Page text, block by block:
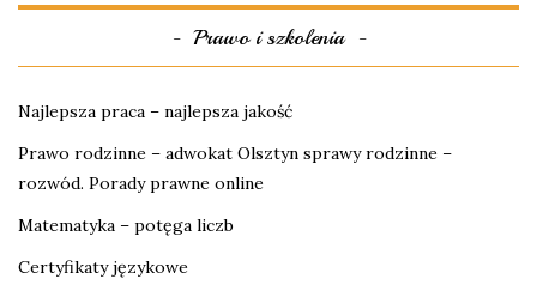
Prawo i szkolenia
Najlepsza praca – najlepsza jakość
Prawo rodzinne – adwokat Olsztyn sprawy rodzinne –
rozwód. Porady prawne online
Matematyka – potęga liczb
Certyfikaty językowe